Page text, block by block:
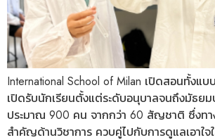
International School of Milan เปิดสอนทั้งแบ
เปิดรับนักเรียนตั้งแต่ระดับอนุบาลจนถึงมัธย
ประมาณ 900 คน จากกว่า 60 สัญชาติ ซึ่งทาง
สำคัญด้านวิชาการ ควบคู่ไปกับการดูแลเอาใจ